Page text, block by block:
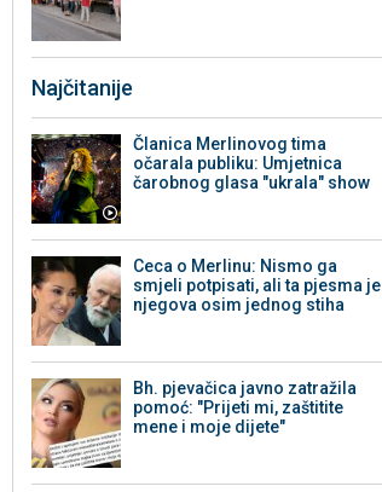
Najčitanije
Članica Merlinovog tima
očarala publiku: Umjetnica
čarobnog glasa "ukrala" show
Ceca o Merlinu: Nismo ga
smjeli potpisati, ali ta pjesma je
njegova osim jednog stiha
Bh. pjevačica javno zatražila
pomoć: "Prijeti mi, zaštitite
mene i moje dijete"